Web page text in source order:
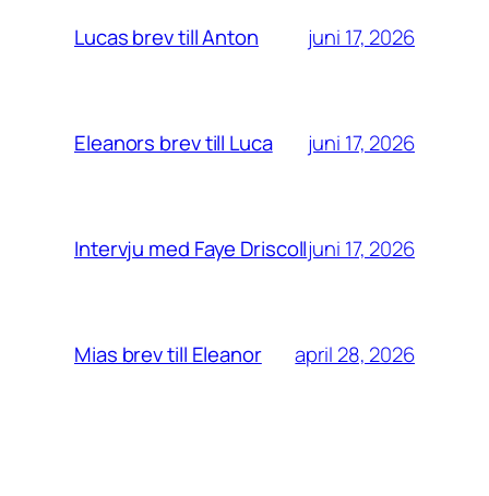
Lucas brev till Anton juni 17, 2026
Eleanors brev till Luca juni 17, 2026
Intervju med Faye Driscolljuni 17, 2026
Mias brev till Eleanor april 28, 2026